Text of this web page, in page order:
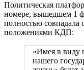
Политическая
номере, вышедшем 1
полностью
положениями КДП:
«Имея в виду
нашего